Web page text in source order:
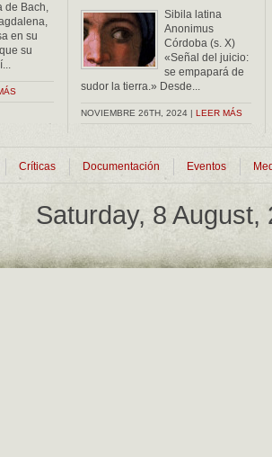
de Bach,
en su
su
Sibila latina
Anonimus
Córdoba (s. X)
«Señal del juicio:
se empapará de
sudor la tierra.» Desde...
NOVIEMBRE 26TH, 2024 | LEER MÁS
Críticas Documentación Eventos
Saturday, 8